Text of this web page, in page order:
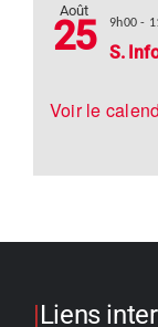
Août
25 9h00 -
S.
Voir le
|Liens